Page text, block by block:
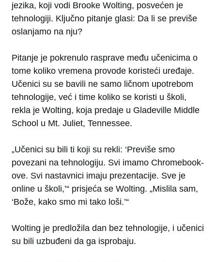
jezika, koji vodi Brooke Wolting, posvećen je
tehnologiji. Ključno pitanje glasi: Da li se previše
oslanjamo na nju?
Pitanje je pokrenulo rasprave među učenicima o
tome koliko vremena provode koristeći uređaje.
Učenici su se bavili ne samo ličnom upotrebom
tehnologije, već i time koliko se koristi u školi,
rekla je Wolting, koja predaje u Gladeville Middle
School u Mt. Juliet, Tennessee.
„Učenici su bili ti koji su rekli: ‘Previše smo
povezani na tehnologiju. Svi imamo Chromebook-
ove. Svi nastavnici imaju prezentacije. Sve je
online u školi,’“ prisjeća se Wolting. „Mislila sam,
‘Bože, kako smo mi tako loši.’“
Wolting je predložila dan bez tehnologije, i učenici
su bili uzbuđeni da ga isprobaju.